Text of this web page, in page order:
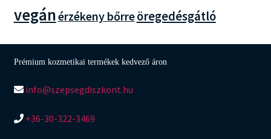
vegánérzékeny bőrreöregedésgátló
Prémium kozmetikai termékek kedvező áron
info@szepsegdiszkont.hu
+36-30-322-3469